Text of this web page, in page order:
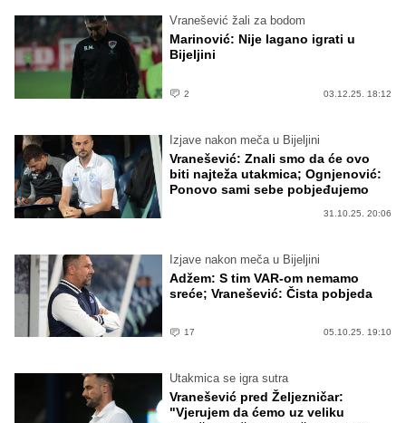
Vranešević žali za bodom
Marinović: Nije lagano igrati u
Bijeljini
2 03.12.25. 18:12
Izjave nakon meča u Bijeljini
Vranešević: Znali smo da će ovo
biti najteža utakmica; Ognjenović:
Ponovo sami sebe pobjeđujemo
31.10.25. 20:06
Izjave nakon meča u Bijeljini
Adžem: S tim VAR-om nemamo
sreće; Vranešević: Čista pobjeda
17 05.10.25. 19:10
Utakmica se igra sutra
Vranešević pred Željezničar:
"Vjerujem da ćemo uz veliku